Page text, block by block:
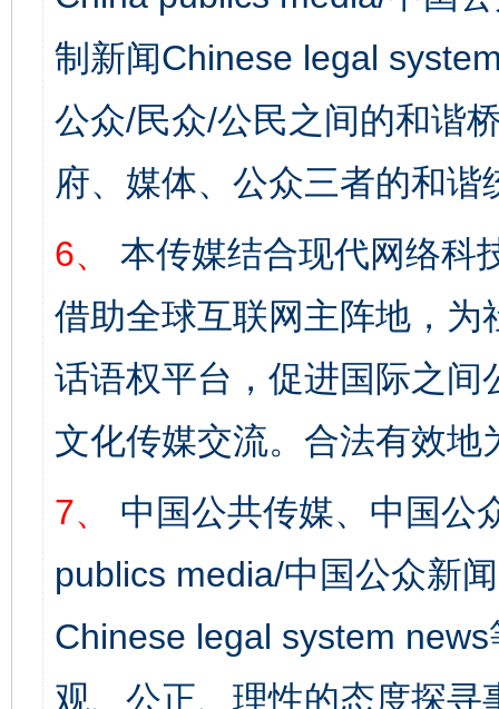
制新闻Chinese legal
公众/民众/公民之间的和谐
府、媒体、公众三者的和谐
6、
本传媒结合现代网络科
借助全球互联网主阵地，
话语权平台，促进国际之
文化传媒交流。合法有效地
7、
中国公共传媒、中国公
publics media/中国公众新
Chinese legal system
观、公正、理性的态度探寻